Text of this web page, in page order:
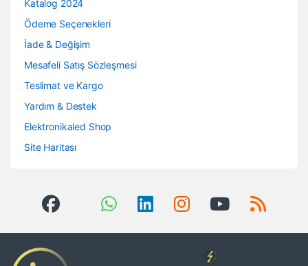
Katalog 2024
Ödeme Seçenekleri
İade & Değişim
Mesafeli Satış Sözleşmesi
Teslimat ve Kargo
Yardım & Destek
Elektronikaled Shop
Site Haritası